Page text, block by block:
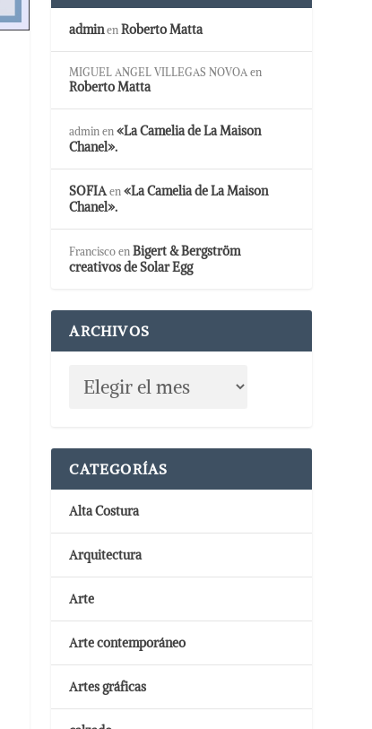
adminen Roberto Matta
MIGUEL ANGEL VILLEGAS NOVOA en
Roberto Matta
admin en«La Camelia de La Maison
Chanel».
SOFIAen«La Camelia de La Maison
Chanel».
Francisco en Bigert & Bergström
creativos de Solar Egg
ARCHIVOS
CATEGORÍAS
Alta Costura
Arquitectura
Arte
Arte contemporáneo
Artes gráficas